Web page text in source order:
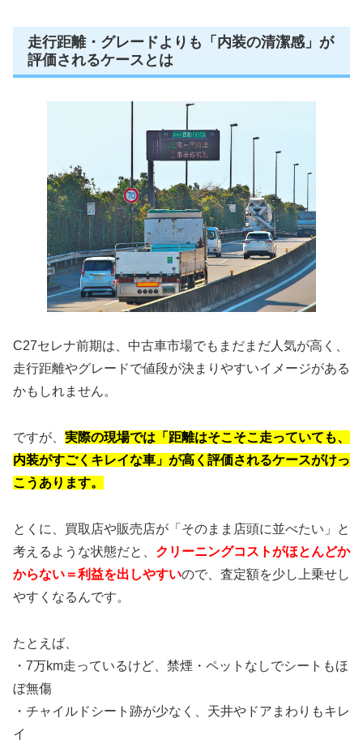
走行距離・グレードよりも「内装の清潔感」が
評価されるケースとは
C27セレナ前期は、中古車市場でもまだまだ人気が高く、
走行距離やグレードで値段が決まりやすいイメージがある
かもしれません。
ですが、 実際の現場では「距離はそこそこ走っていても、
内装がすごくキレイな車」が高く評価されるケースがけっ
こうあります。
とくに、買取店や販売店が「そのまま店頭に並べたい」と
考えるような状態だと、 クリーニングコストがほとんどか
からない＝利益を出しやすいので、査定額を少し上乗せし
やすくなるんです。
たとえば、
・7万km走っているけど、禁煙・ペットなしでシートもほ
ぼ無傷
・チャイルドシート跡が少なく、天井やドアまわりもキレ
イ